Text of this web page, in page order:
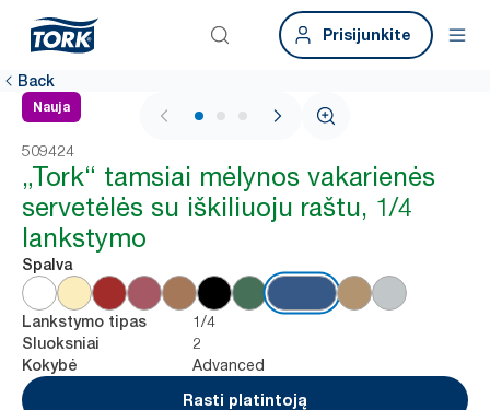
Prisijunkite
Back
Nauja
1 / 3
509424
„Tork“ tamsiai mėlynos vakarienės
servetėlės su iškiliuoju raštu, 1/4
lankstymo
Spalva
Lankstymo tipas 1/4
Sluoksniai 2
Kokybė
Advanced
Rasti platintoją